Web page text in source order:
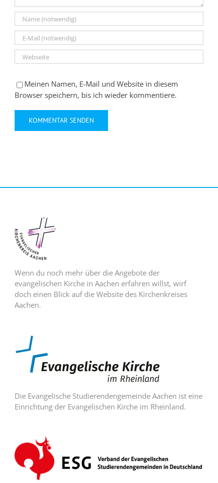
Meinen Namen, E-Mail und Website in diesem
Browser speichern, bis ich wieder kommentiere.
Wenn du noch mehr über die Angebote der
evangelischen Kirche in Aachen erfahren willst, wirf
doch einen Blick auf die Website des Kirchenkreises
Aachen.
Die Evangelische Studierendengemeinde Aachen ist eine
Einrichtung der Evangelischen Kirche im Rheinland.